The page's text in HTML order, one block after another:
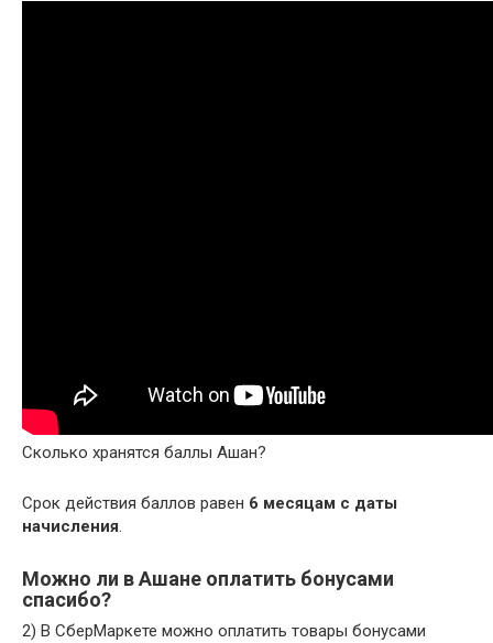
Сколько хранятся баллы Ашан?
Срок действия баллов равен 6 месяцам с даты
начисления.
Можно ли в Ашане оплатить бонусами
спасибо?
2) В СберМаркете можно оплатить товары бонусами